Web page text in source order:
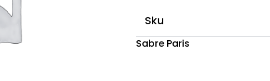
Sku
Sabre Paris